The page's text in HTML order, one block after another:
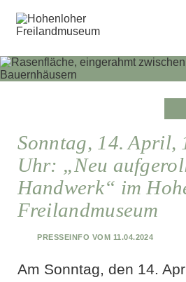
Besuch
Fragen
Sonntag, 14. April,
Uhr: „Neu
Handwerk“ im
Freilandmuseum
Presseinfo vom 11.04.2024
Am Sonntag, den 14.